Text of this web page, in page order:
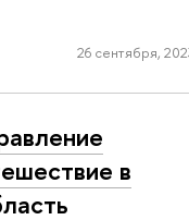
26 сентября,
в